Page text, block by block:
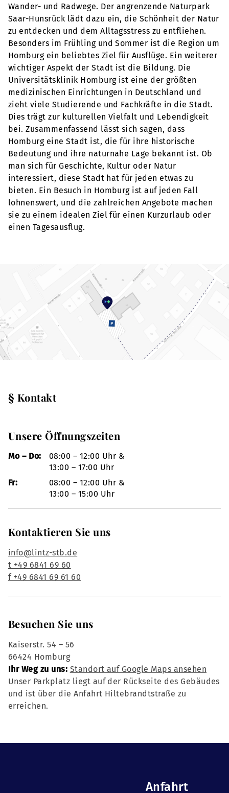
Wander- und Radwege. Der angrenzende Naturpark
Saar-Hunsrück lädt dazu ein, die Schönheit der Natur
zu entdecken und dem Alltagsstress zu entfliehen.
Besonders im Frühling und Sommer ist die Region um
Homburg ein beliebtes Ziel für Ausflüge. Ein weiterer
wichtiger Aspekt der Stadt ist die Bildung. Die
Universitätsklinik Homburg ist eine der größten
medizinischen Einrichtungen in Deutschland und
zieht viele Studierende und Fachkräfte in die Stadt.
Dies trägt zur kulturellen Vielfalt und Lebendigkeit
bei. Zusammenfassend lässt sich sagen, dass
Homburg eine Stadt ist, die für ihre historische
Bedeutung und ihre naturnahe Lage bekannt ist. Ob
man sich für Geschichte, Kultur oder Natur
interessiert, diese Stadt hat für jeden etwas zu
bieten. Ein Besuch in Homburg ist auf jeden Fall
lohnenswert, und die zahlreichen Angebote machen
sie zu einem idealen Ziel für einen Kurzurlaub oder
einen Tagesausflug.
§ Kontakt
Unsere Öffnungszeiten
Mo – Do:
08:00 – 12:00 Uhr &
13:00 – 17:00 Uhr
Fr:
08:00 – 12:00 Uhr &
13:00 – 15:00 Uhr
Kontaktieren Sie uns
info@lintz-stb.de
t +49 6841 69 60
f +49 6841 69 61 60
Besuchen Sie uns
Kaiserstr. 54 – 56
66424 Homburg
Ihr Weg zu uns: Standort auf Google Maps ansehen
Unser Parkplatz liegt auf der Rückseite des Gebäudes
und ist über die Anfahrt Hiltebrandtstraße zu
erreichen.
Anfahrt